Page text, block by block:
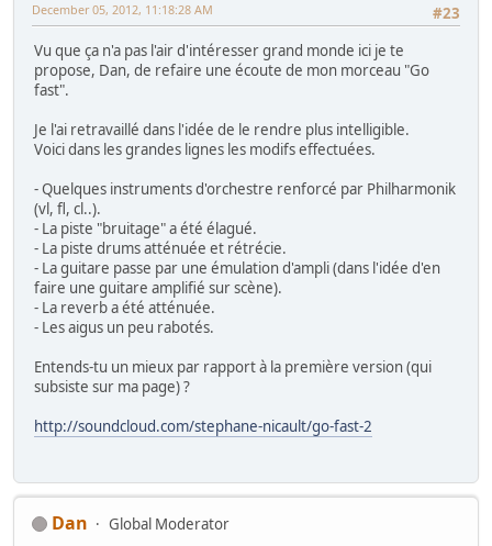
#23
December 05, 2012, 11:18:28 AM
Vu que ça n'a pas l'air d'intéresser grand monde ici je te
propose, Dan, de refaire une écoute de mon morceau "Go
fast".
Je l'ai retravaillé dans l'idée de le rendre plus intelligible.
Voici dans les grandes lignes les modifs effectuées.
- Quelques instruments d'orchestre renforcé par Philharmonik
(vl, fl, cl..).
- La piste "bruitage" a été élagué.
- La piste drums atténuée et rétrécie.
- La guitare passe par une émulation d'ampli (dans l'idée d'en
faire une guitare amplifié sur scène).
- La reverb a été atténuée.
- Les aigus un peu rabotés.
Entends-tu un mieux par rapport à la première version (qui
subsiste sur ma page) ?
http://soundcloud.com/stephane-nicault/go-fast-2
Dan
Global Moderator